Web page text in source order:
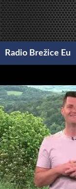
Preskoči
na
vsebino
Radio Brežice Eu